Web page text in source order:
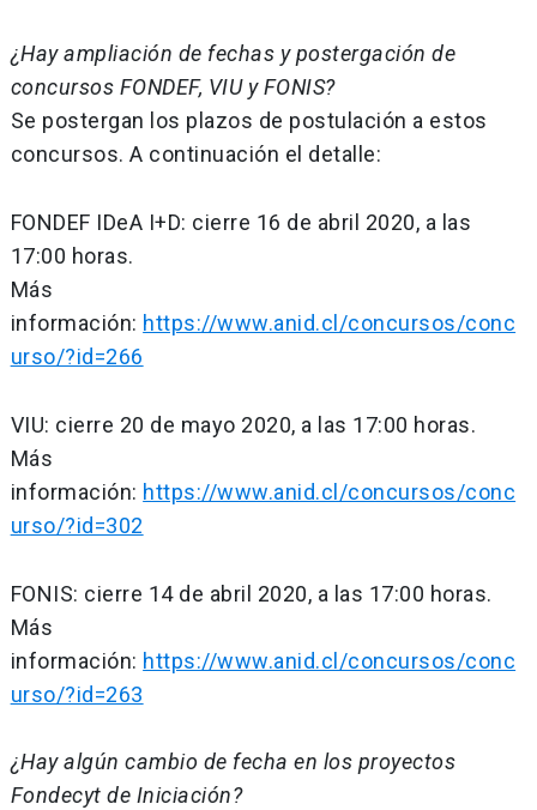
¿Hay ampliación de fechas y postergación de
concursos FONDEF, VIU y FONIS?
Se postergan los plazos de postulación a estos
concursos. A continuación el detalle:
FONDEF IDeA I+D: cierre 16 de abril 2020, a las
17:00 horas.
Más
información: https://www.anid.cl/concursos/conc
urso/?id=266
VIU: cierre 20 de mayo 2020, a las 17:00 horas.
Más
información: https://www.anid.cl/concursos/conc
urso/?id=302
FONIS: cierre 14 de abril 2020, a las 17:00 horas.
Más
información: https://www.anid.cl/concursos/conc
urso/?id=263
¿Hay algún cambio de fecha en los proyectos
Fondecyt de Iniciación?